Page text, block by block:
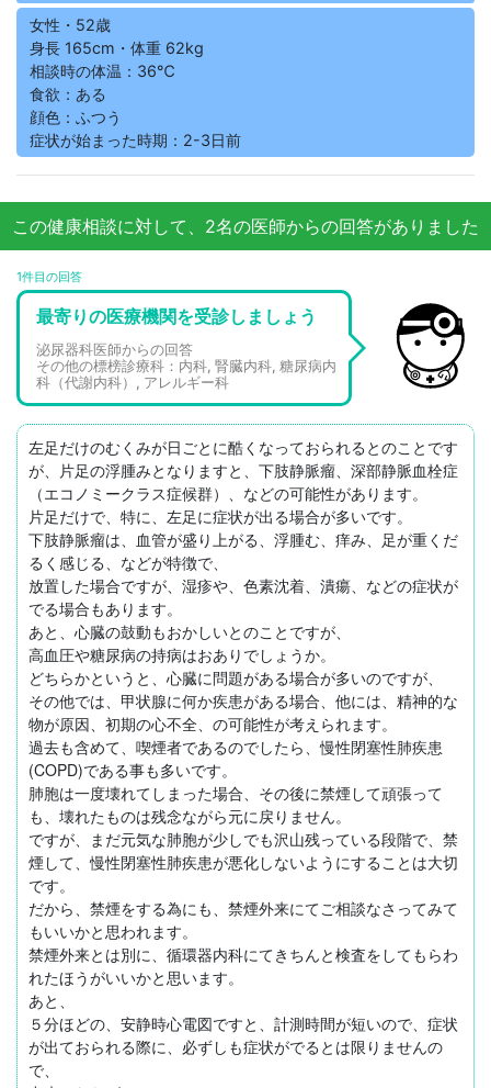
女性・52歳
身長 165cm・体重 62kg
相談時の体温：36℃
食欲：ある
顔色：ふつう
症状が始まった時期：2-3日前
この健康相談に対して、2名の医師からの回答がありました
1件目の回答
最寄りの医療機関を受診しましょう
泌尿器科医師からの回答
その他の標榜診療科：内科, 腎臓内科, 糖尿病内
科（代謝内科）, アレルギー科
左足だけのむくみが日ごとに酷くなっておられるとのことです
が、片足の浮腫みとなりますと、下肢静脈瘤、深部静脈血栓症
（エコノミークラス症候群）、などの可能性があります。
片足だけで、特に、左足に症状が出る場合が多いです。
下肢静脈瘤は、血管が盛り上がる、浮腫む、痒み、足が重くだ
るく感じる、などが特徴で、
放置した場合ですが、湿疹や、色素沈着、潰瘍、などの症状が
でる場合もあります。
あと、心臓の鼓動もおかしいとのことですが、
高血圧や糖尿病の持病はおありでしょうか。
どちらかというと、心臓に問題がある場合が多いのですが、
その他では、甲状腺に何か疾患がある場合、他には、精神的な
物が原因、初期の心不全、の可能性が考えられます。
過去も含めて、喫煙者であるのでしたら、慢性閉塞性肺疾患
(COPD)である事も多いです。
肺胞は一度壊れてしまった場合、その後に禁煙して頑張って
も、壊れたものは残念ながら元に戻りません。
ですが、まだ元気な肺胞が少しでも沢山残っている段階で、禁
煙して、慢性閉塞性肺疾患が悪化しないようにすることは大切
です。
だから、禁煙をする為にも、禁煙外来にてご相談なさってみて
もいいかと思われます。
禁煙外来とは別に、循環器内科にてきちんと検査をしてもらわ
れたほうがいいかと思います。
あと、
５分ほどの、安静時心電図ですと、計測時間が短いので、症状
が出ておられる際に、必ずしも症状がでるとは限りませんの
で、